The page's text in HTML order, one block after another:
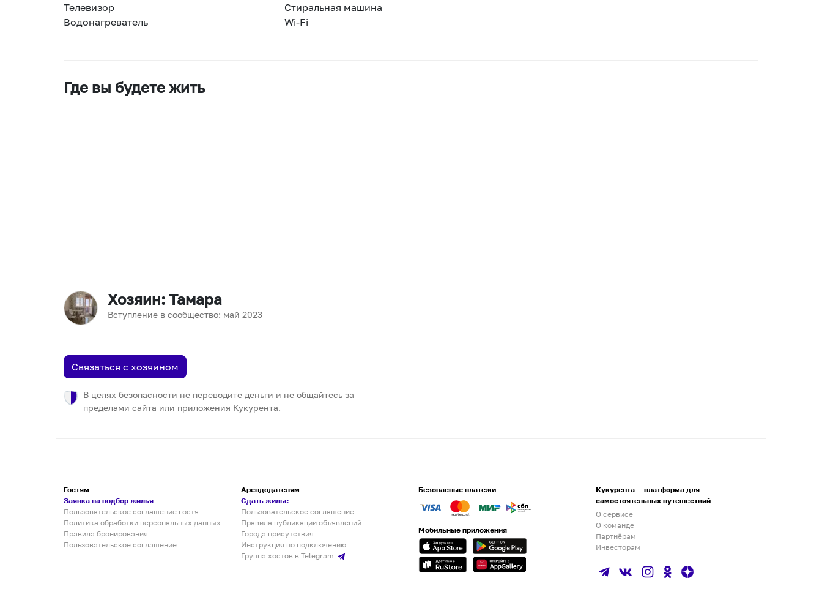
Телевизор
Стиральная машина
Водонагреватель
Wi-Fi
Где вы будете жить
Хозяин: Тамара
Вступление в сообщество: май 2023
Связаться с хозяином
В целях безопасности не переводите деньги и не общайтесь за
пределами сайта или приложения Кукурента.
Гостям
Заявка на подбор жилья
Пользовательское соглашение гостя
Политика обработки персональных данных
Правила бронирования
Пользовательское соглашение
Арендодателям
Сдать жилье
Пользовательское соглашение
Правила публикации объявлений
Города присутствия
Инструкция по подключению
Группа хостов в Telegram
Безопасные платежи
Мобильные приложения
Кукурента — платформа для
самостоятельных путешествий
О сервисе
О команде
Партнёрам
Инвесторам